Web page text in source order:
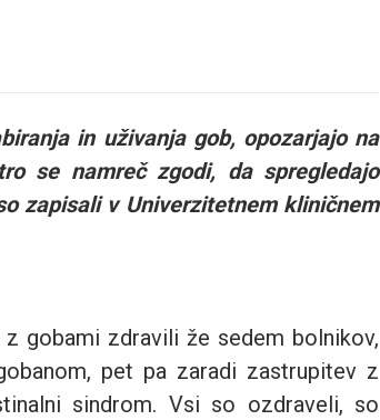
in uživanja gob, opozarjajo na
se namreč zgodi, da spregledajo
zapisali v Univerzitetnem kliničnem
gobami zdravili že sedem bolnikov,
pet pa zaradi zastrupitev z
sindrom. Vsi so ozdraveli, so